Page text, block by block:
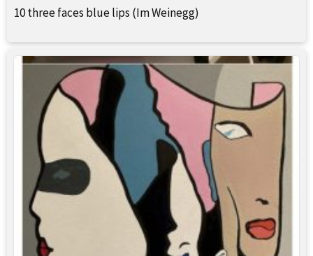
10 three faces blue lips (Im Weinegg)